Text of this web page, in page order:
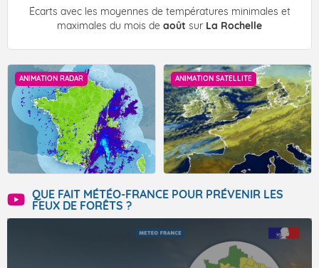
Écarts avec les moyennes de températures minimales et
maximales du mois de août sur La Rochelle
ANIMATION RADAR ANIMATION SATELLITE
QUE FAIT MÉTÉO-FRANCE POUR PRÉVENIR LES
FEUX DE FORÊTS ?